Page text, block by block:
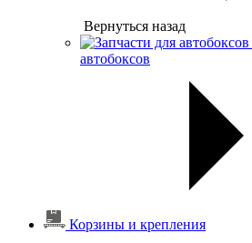
Вернуться назад
автобоксов
Корзины и крепления